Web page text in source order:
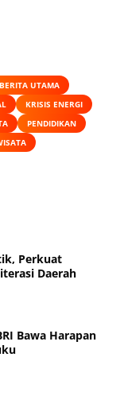
BERITA UTAMA
KRISIS ENERGI
PENDIDIKAN
Perkuat
Daerah
Bawa Harapan